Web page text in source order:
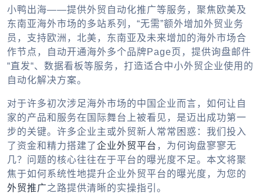
小鸭出海——提供外贸自动化推广等服务，聚焦欧美及
东南亚海外市场的多站系列，“无需”额外增加外贸业务
员，支持欧洲，北美，东南亚及未来增加的海外市场合
作节点，自动开通海外多个品牌Page页，提供询盘邮件
“直发“、数据看板等服务，打造适合中小外贸企业使用的
自动化解决方案。
对于许多初次涉足海外市场的中国企业而言，如何让自
家的产品和服务在国际舞台上被看见，是迈出成功第一
步的关键。许多企业主或外贸新人常常困惑：我们投入
了资金和精力搭建了 企业外贸平台 ，为何询盘寥寥无
几？问题的核心往往在于平台的曝光度不足。本文将聚
焦于如何系统性地提升企业外贸平台 的曝光度，为您的
外贸推广之路提供清晰的实操指引。